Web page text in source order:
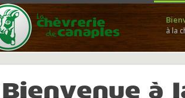
à la
Bienvenue à